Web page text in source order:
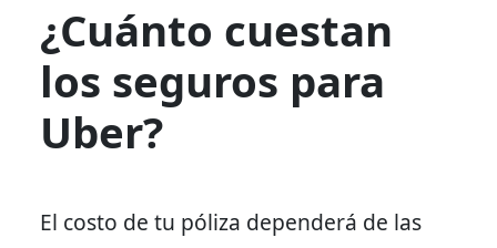
¿Cuánto cuestan
los seguros para
Uber?
El costo de tu póliza dependerá de las